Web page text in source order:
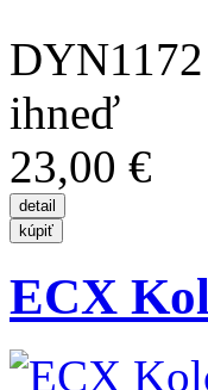
DYN1172
ihneď
23,00 €
ECX